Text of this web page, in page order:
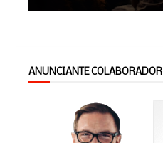
ANUNCIANTE COLABORADOR